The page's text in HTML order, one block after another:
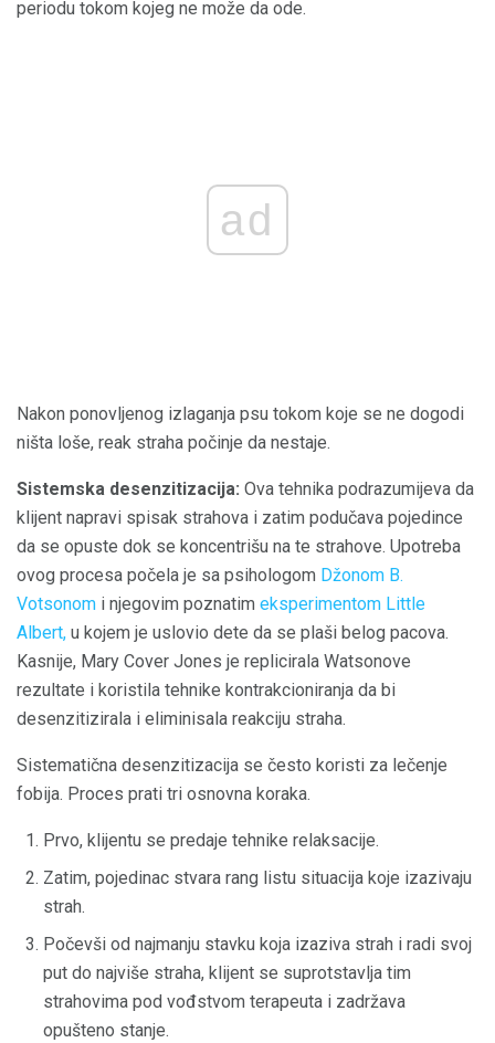
periodu tokom kojeg ne može da ode.
ad
Nakon ponovljenog izlaganja psu tokom koje se ne dogodi
ništa loše, reak straha počinje da nestaje.
Sistemska desenzitizacija: Ova tehnika podrazumijeva da
klijent napravi spisak strahova i zatim podučava pojedince
da se opuste dok se koncentrišu na te strahove. Upotreba
ovog procesa počela je sa psihologom Džonom B.
Votsonom i njegovim poznatim eksperimentom Little
Albert, u kojem je uslovio dete da se plaši belog pacova.
Kasnije, Mary Cover Jones je replicirala Watsonove
rezultate i koristila tehnike kontrakcioniranja da bi
desenzitizirala i eliminisala reakciju straha.
Sistematična desenzitizacija se često koristi za lečenje
fobija. Proces prati tri osnovna koraka.
Prvo, klijentu se predaje tehnike relaksacije.
Zatim, pojedinac stvara rang listu situacija koje izazivaju
strah.
Počevši od najmanju stavku koja izaziva strah i radi svoj
put do najviše straha, klijent se suprotstavlja tim
strahovima pod vođstvom terapeuta i zadržava
opušteno stanje.